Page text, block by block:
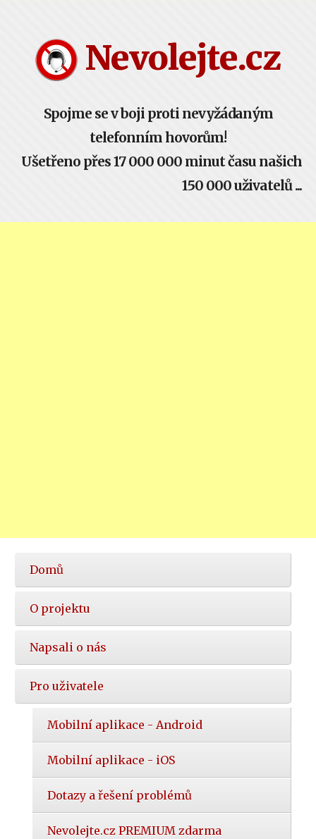
Nevolejte.cz
Spojme se v boji proti nevyžádaným
telefonním hovorům!
Ušetřeno přes 17 000 000 minut času našich
150 000 uživatelů ...
Hlavní
nabídka
Domů
O projektu
Napsali o nás
Pro uživatele
Mobilní aplikace - Android
Mobilní aplikace - iOS
Dotazy a řešení problémů
Nevolejte.cz PREMIUM zdarma